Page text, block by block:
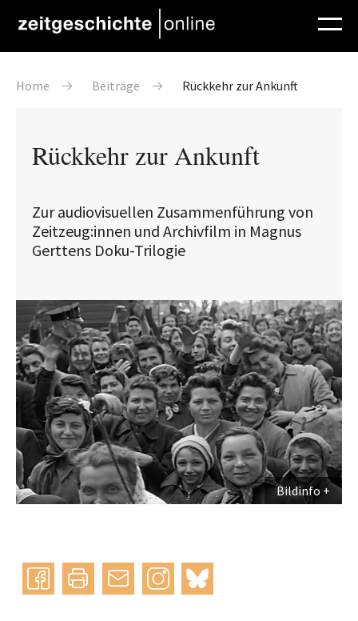
Pfadnavigation
Home Beiträge Rückkehr zur Ankunft
Rückkehr zur Ankunft
Zur audiovisuellen Zusammenführung von
Zeitzeug:innen und Archivfilm in Magnus
Gerttens Doku-Trilogie
Bildinfo
Instagram
bluesky